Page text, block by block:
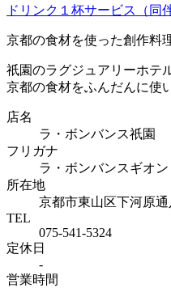
ドリンク１杯サービス（
京都の食材を使った創作料
祇園のラグジュアリーホテ
京都の食材をふんだんに使
店名
ラ・ボンバンス祇園
フリガナ
ラ・ボンバンスギオン
所在地
京都市東山区下河原
TEL
075-541-5324
定休日
-
営業時間